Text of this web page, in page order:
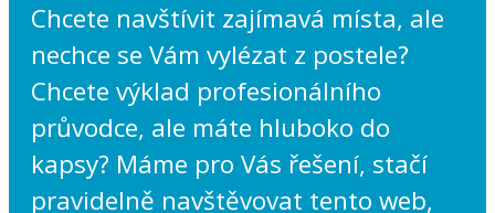
Chcete navštívit zajímavá místa, ale
nechce se Vám vylézat z postele?
Chcete výklad profesionálního
průvodce, ale máte hluboko do
kapsy? Máme pro Vás řešení, stačí
pravidelně navštěvovat tento web,